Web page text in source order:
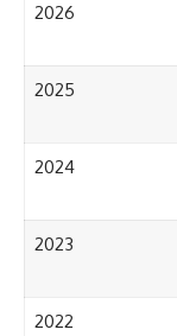
2026
2025
2024
2023
2022